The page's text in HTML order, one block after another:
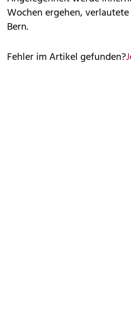
Wochen ergehen,
Bern.
Fehler im Artikel gefunden?